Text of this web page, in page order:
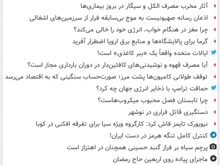
آثار مخرب مصرف الکل و سیگار در بروز بیماری‌ها
اذعان رسانه صهیونیست به موج بی‌سابقه فرار از سرزمین‌های اشغالی
چرا مغز در هنگام خواب، انرژی خود را خالی می‌کند؟
گرما برای پالایشگاه‌ها و منابع برق اروپا اضطرار آفرید
ایالات متحده واقعاً یک «ببر کاغذی» است!
آیا مصرف قهوه و نوشیدنی‌های کافئین‌دار در دوران بارداری مجاز است؟
توقف طولانی کامیون‌ها پشت مرز؛ صورت‌حساب سنگینی که به اقتصاد می‌رسد
حماقت ترامپ با ذخایر انرژی جهان چه کرد؟
چرا تابستان فصل محبوب میکروب‌هاست؟
دستگیری قاتل فراری در نوشهر
نیویورک تایمز فاش کرد: کارگروه ویژه سیا برای تفرقه افکنی در کوبا
کنترل کامل تنگه هرمز در دست ایران!
پرچم سیاه بر فراز گنبد حسینی همچنان در اهتزاز است
ماجرای پیاده روی اربعین حاج رمضان